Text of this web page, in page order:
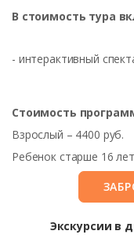
В стоимость тура
- интерактивный
Стоимость
Взрослый – 4400 руб.
Ребенок старше 16
Экскурсии в